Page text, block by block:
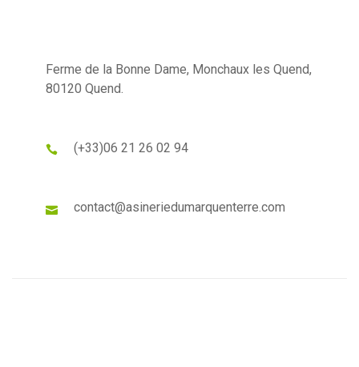
Ferme de la Bonne Dame, Monchaux les Quend,
80120 Quend.
(+33)06 21 26 02 94
contact@asineriedumarquenterre.com